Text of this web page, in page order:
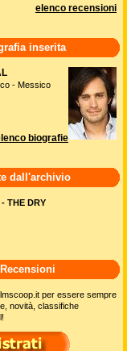
elenco recensioni
inserita
- Messico
biografie
dall'archivio
THE DRY
per essere sempre
novità, classifiche